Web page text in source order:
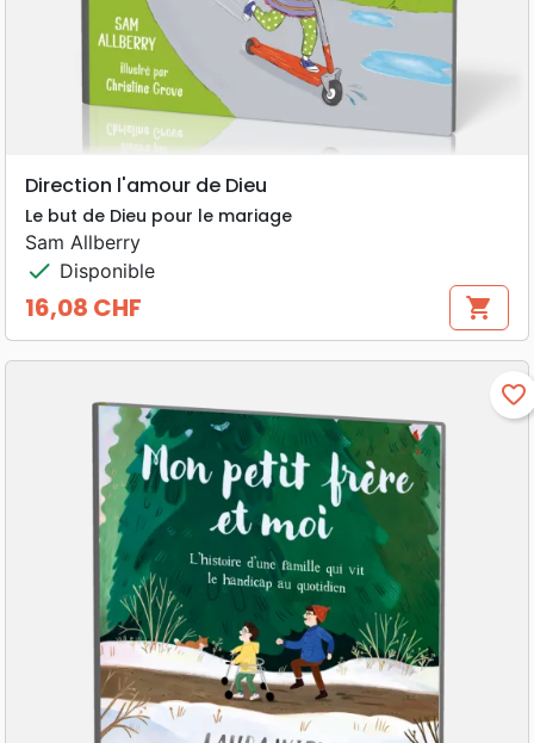
Direction l'amour de Dieu
Le but de Dieu pour le mariage
Sam Allberry
check Disponible
Prix
16,08 CHF shopping_cart
favorite_border